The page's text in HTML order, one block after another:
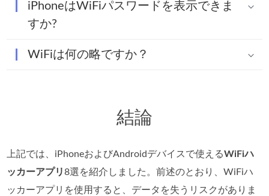
iPhoneはWiFiパスワードを表示できま
すか?
WiFiは何の略ですか？
結論
上記では、iPhoneおよびAndroidデバイスで使えるWiFiハ
ッカーアプリ8選を紹介しました。前述のとおり、WiFiハ
ッカーアプリを使用すると、データを失うリスクがありま